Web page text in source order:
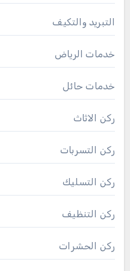
التبريد والتكيف
خدمات الرياض
خدمات حائل
ركن الاثاث
ركن التسربات
ركن التسليك
ركن التنظيف
ركن الحشرات